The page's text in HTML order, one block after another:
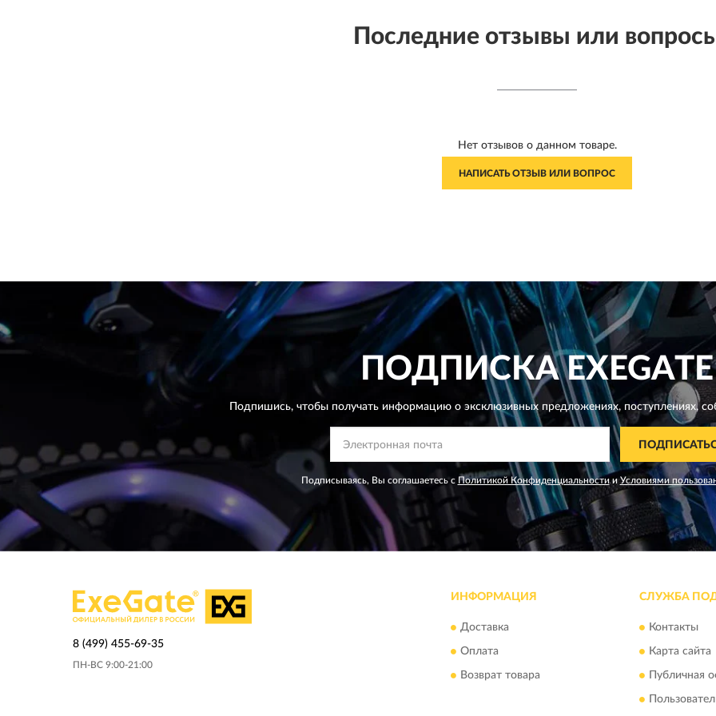
Последние отзывы или
Нет отзывов о данном товаре.
НАПИСАТЬ ОТЗЫВ ИЛИ ВОПРОС
ПОДПИСКАEXEGATE
Подпишись, чтобы получать информацию о эксклюзивных предложениях,поступлениях,
Подписываясь, Вы соглашаетесь с Политикой Конфиденциальности иУсловиями
8 (499) 455-69-35
ПН-ВС 9:00-21:00
ИНФОРМАЦИЯ
Доставка
Оплата
Возврат товара
СЛУЖБА
Контакты
Карта сайта
Публичная